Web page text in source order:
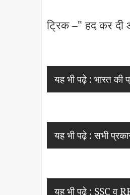
ट्रिक –" हद कर
यह भी पढ़े : भारत की
यह भी पढ़े : सभी
यह भी पढ़े : SSC व